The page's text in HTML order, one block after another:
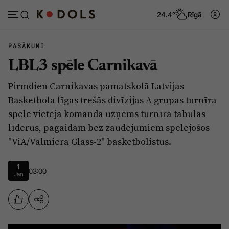
24.4° Rīgā
Ziņas
Politika
Pašvaldības
Izglītība
Veselība
Ģimene
Tēmas
Viedokļi
Dzīve un ticība
PASĀKUMI
LBL3 spēle Carnikavā
Pirmdien Carnikavas pamatskolā Latvijas
Basketbola līgas trešās divīzijas A grupas turnīra
spēlē vietējā komanda uzņems turnīra tabulas
līderus, pagaidām bez zaudējumiem spēlējošos
"ViA/Valmiera Glass-2" basketbolistus.
1
Jan 03:00